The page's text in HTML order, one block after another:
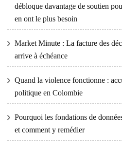
débloque davantage de soutien
en ont le plus besoin
Market Minute : La facture des
arrive à échéance
Quand la violence fonctionne :
politique en Colombie
Pourquoi les fondations de
et comment y remédier